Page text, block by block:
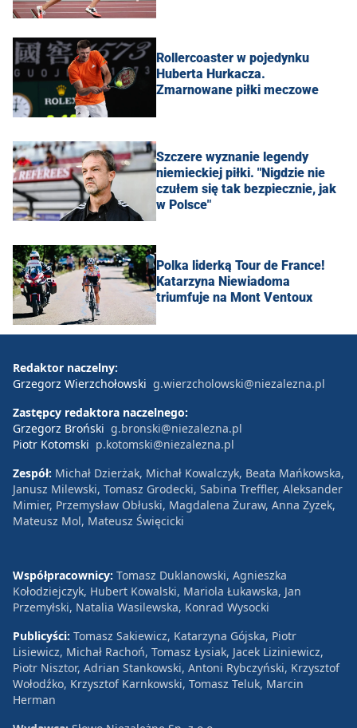
Rollercoaster w pojedynku
Huberta Hurkacza.
Zmarnowane piłki meczowe
Szczere wyznanie legendy
niemieckiej piłki. "Nigdzie nie
czułem się tak bezpiecznie, jak
w Polsce"
Polka liderką Tour de France!
Katarzyna Niewiadoma
triumfuje na Mont Ventoux
Redaktor naczelny:
Grzegorz Wierzchołowski g.wierzcholowski@niezalezna.pl
Zastępcy redaktora naczelnego:
Grzegorz Broński g.bronski@niezalezna.pl
Piotr Kotomski p.kotomski@niezalezna.pl
Zespół: Michał Dzierżak, Michał Kowalczyk, Beata Mańkowska,
Janusz Milewski, Tomasz Grodecki, Sabina Treffler, Aleksander
Mimier, Przemysław Obłuski, Magdalena Żuraw, Anna Zyzek,
Mateusz Mol, Mateusz Święcicki
Współpracownicy: Tomasz Duklanowski, Agnieszka
Kołodziejczyk, Hubert Kowalski, Mariola Łukawska, Jan
Przemyłski, Natalia Wasilewska, Konrad Wysocki
Publicyści: Tomasz Sakiewicz, Katarzyna Gójska, Piotr
Lisiewicz, Michał Rachoń, Tomasz Łysiak, Jacek Liziniewicz,
Piotr Nisztor, Adrian Stankowski, Antoni Rybczyński, Krzysztof
Wołodźko, Krzysztof Karnkowski, Tomasz Teluk, Marcin
Herman